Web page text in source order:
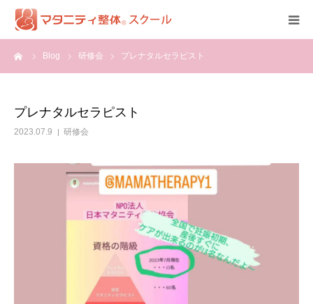
Blog 研修会 プレナタルセラピスト
プレナタルセラピスト
2023.07.9 研修会
HOME
受講詳細
体験談
全国認定校一覧